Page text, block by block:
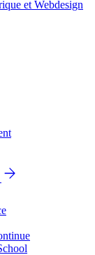
et Webdesign